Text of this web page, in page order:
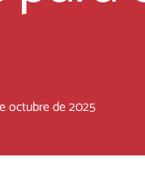
octubre de 2025